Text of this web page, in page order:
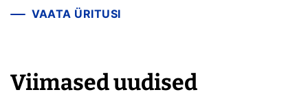
VAATA ÜRITUSI
Viimased uudised